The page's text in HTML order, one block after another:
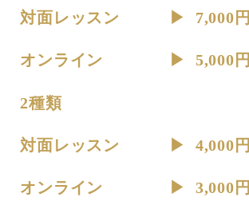
対面レッスン ▶︎ 7,000円
オンライン ▶︎ 5,000円
2種類
対面レッスン ▶︎ 4,000円
オンライン ▶︎ 3,000円